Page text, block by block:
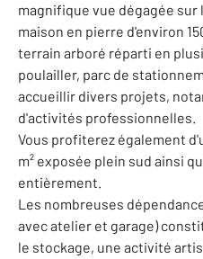
magnifique vue dégagée
maison en pierre d'environ
terrain arboré réparti en
poulailler, parc de
accueillir divers projets,
d'activités professionnelles.
Vous profiterez également
m² exposée plein sud ainsi
entièrement.
Les nombreuses
avec atelier et garage)
le stockage, une activité